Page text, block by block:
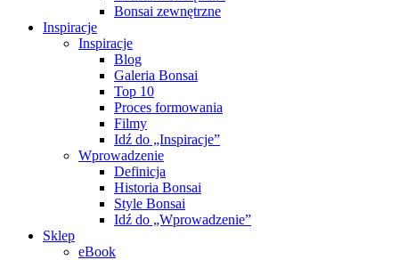
Bonsai zewnętrzne
Inspiracje
Inspiracje
Blog
Galeria Bonsai
Top 10
Proces formowania
Filmy
Idź do „Inspiracje”
Wprowadzenie
Definicja
Historia Bonsai
Style Bonsai
Idź do „Wprowadzenie”
Sklep
eBook